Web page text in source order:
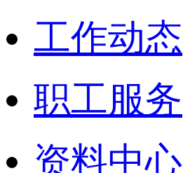
工作动态
职工服务
资料中心